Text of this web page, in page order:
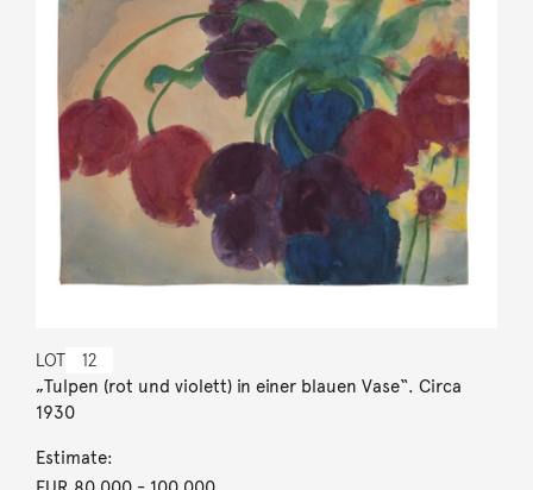
LOT 12
„Tulpen (rot und violett) in einer blauen Vase“. Circa
1930
Estimate: